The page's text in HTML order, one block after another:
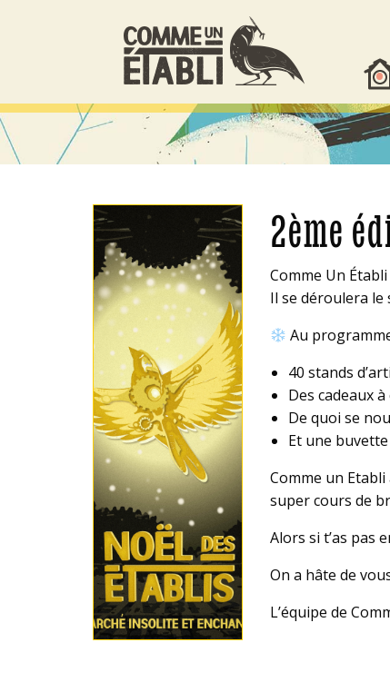
•
2ème
Comme Un
Il se déroulera le
Au
40 stands
Des cadeaux
De quoi se
Et une
Comme un
super cours de
Alors si t’as pas
On a hâte de
L’équipe de